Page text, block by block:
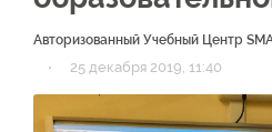
Авторизованный Учебный Центр
· 25 декабря 2019, 11:40